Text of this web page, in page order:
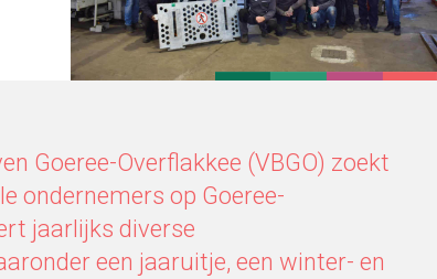
Goeree-Overflakkee (VBGO) zoekt
ondernemers op Goeree-
jaarlijks diverse
een jaaruitje, een winter- en